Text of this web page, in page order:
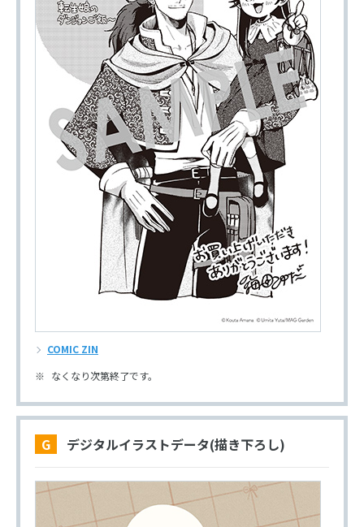
COMIC ZIN
なくなり次第終了です。
G デジタルイラストデータ(描き下ろし)